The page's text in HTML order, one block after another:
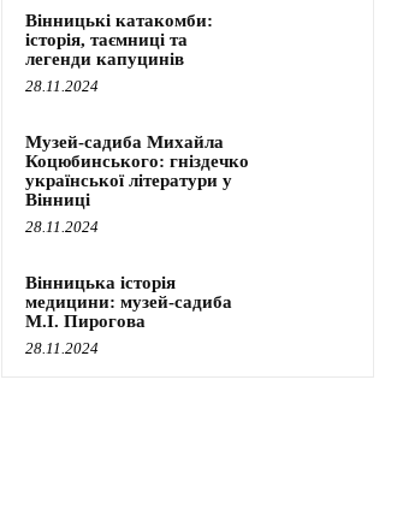
Вінницькі катакомби:
історія, таємниці та
легенди капуцинів
28.11.2024
Музей-садиба Михайла
Коцюбинського: гніздечко
української літератури у
Вінниці
28.11.2024
Вінницька історія
медицини: музей-садиба
М.І. Пирогова
28.11.2024